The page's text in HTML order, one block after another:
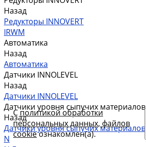
Назад
Редукторы INNOVERT
IRWM
Автоматика
Назад
Автоматика
Датчики INNOLEVEL
Назад
Датчики INNOLEVEL
Датчики уровня сыпучих материалов
Назад
Датчики уровня сыпучих материалов
N
С политикой обработки
персональных данных, файлов
cookieознакомлен(а).